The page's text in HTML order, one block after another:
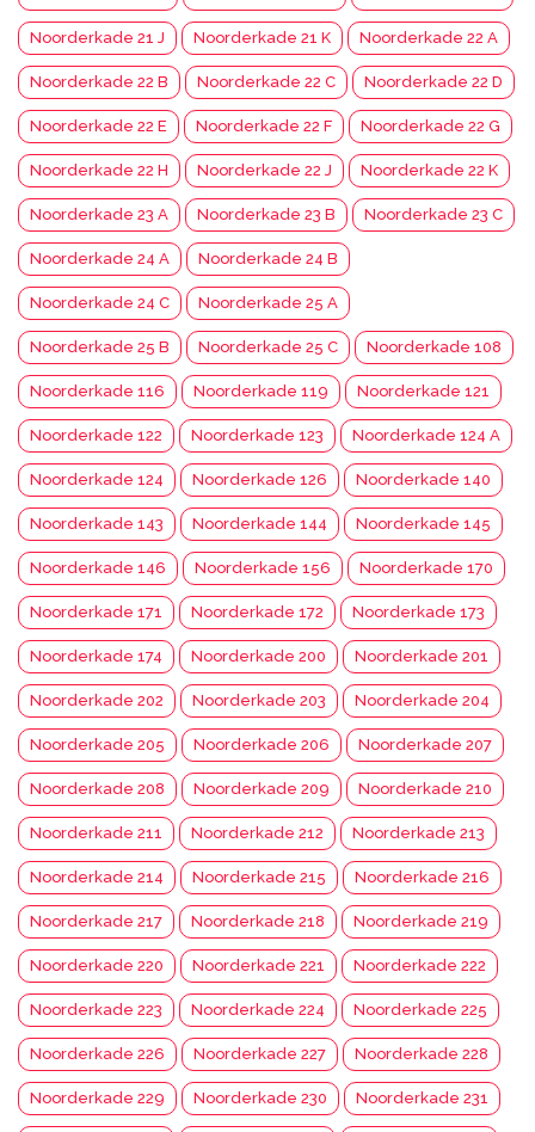
Noorderkade 21 J Noorderkade 21 K Noorderkade 22 A
Noorderkade 22 B Noorderkade 22 C Noorderkade 22 D
Noorderkade 22 E Noorderkade 22 F Noorderkade 22 G
Noorderkade 22 H Noorderkade 22 J Noorderkade 22 K
Noorderkade 23 A Noorderkade 23 B Noorderkade 23 C
Noorderkade 24 A Noorderkade 24 B
Noorderkade 24 C Noorderkade 25 A
Noorderkade 25 B Noorderkade 25 C Noorderkade 108
Noorderkade 116 Noorderkade 119 Noorderkade 121
Noorderkade 122 Noorderkade 123 Noorderkade 124 A
Noorderkade 124 Noorderkade 126 Noorderkade 140
Noorderkade 143 Noorderkade 144 Noorderkade 145
Noorderkade 146 Noorderkade 156 Noorderkade 170
Noorderkade 171 Noorderkade 172 Noorderkade 173
Noorderkade 174 Noorderkade 200 Noorderkade 201
Noorderkade 202 Noorderkade 203 Noorderkade 204
Noorderkade 205 Noorderkade 206 Noorderkade 207
Noorderkade 208 Noorderkade 209 Noorderkade 210
Noorderkade 211 Noorderkade 212 Noorderkade 213
Noorderkade 214 Noorderkade 215 Noorderkade 216
Noorderkade 217 Noorderkade 218 Noorderkade 219
Noorderkade 220 Noorderkade 221 Noorderkade 222
Noorderkade 223 Noorderkade 224 Noorderkade 225
Noorderkade 226 Noorderkade 227 Noorderkade 228
Noorderkade 229 Noorderkade 230 Noorderkade 231